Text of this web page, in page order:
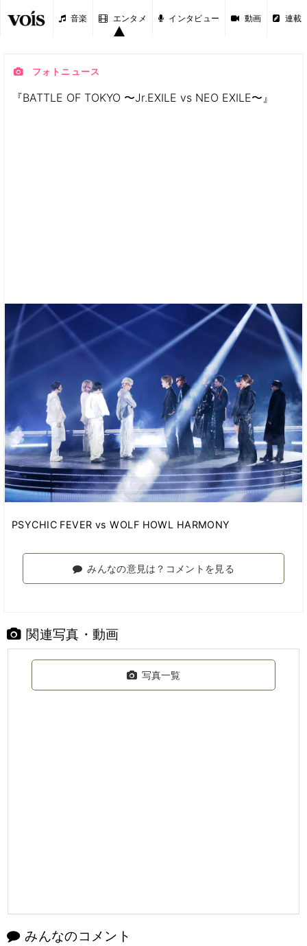
音楽 エンタメ インタビュー 動画 連載
フォトニュース
『BATTLE OF TOKYO 〜Jr.EXILE vs NEO EXILE〜』
PSYCHIC FEVER vs WOLF HOWL HARMONY
みんなの意見は？コメントを見る
関連写真・動画
写真一覧
みんなのコメント